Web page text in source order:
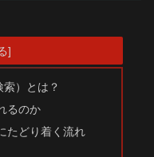
）とは？
るのか
たどり着く流れ